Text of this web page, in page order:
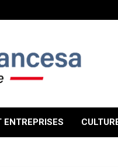
ENTREPRISES